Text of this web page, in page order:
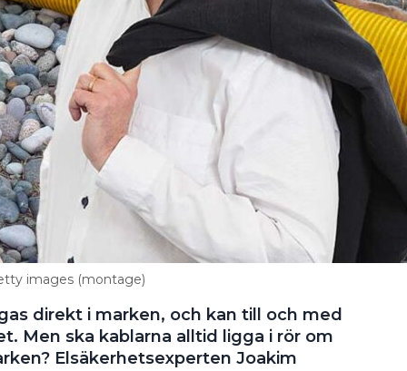
images (montage)
direkt i marken, och kan till och med
Men ska kablarna alltid ligga i rör om
Elsäkerhetsexperten Joakim